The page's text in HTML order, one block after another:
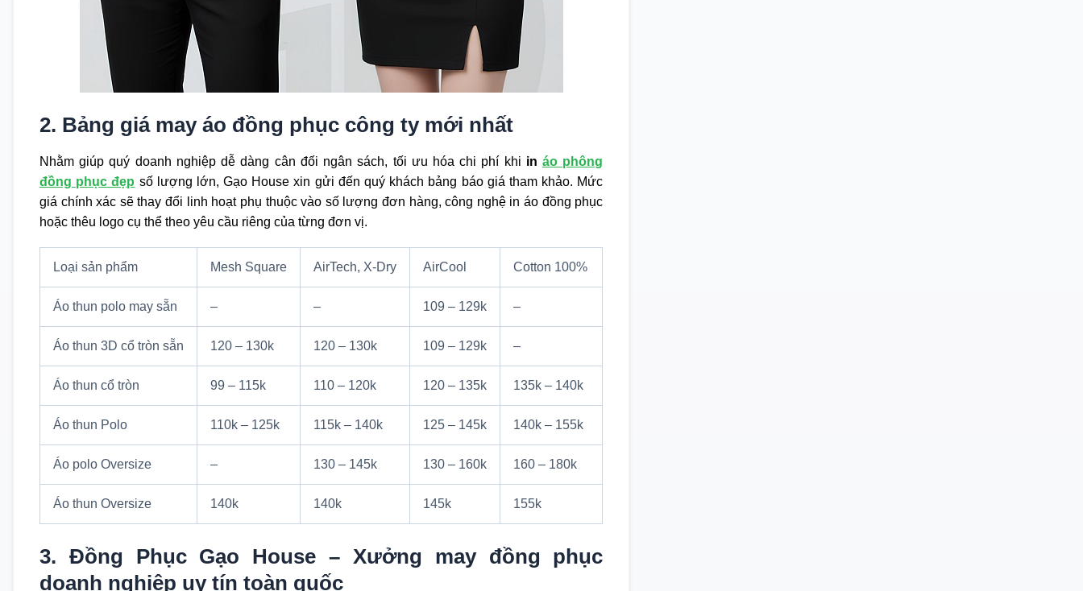
2. Bảng giá may áo đồng phục công ty mới nhất
Nhằm giúp quý doanh nghiệp dễ dàng cân đối ngân sách, tối ưu hóa chi phí khi ináo phông
đồng phục đẹp số lượng lớn, Gạo House xin gửi đến quý khách bảng báo giá tham khảo. Mức
giá chính xác sẽ thay đổi linh hoạt phụ thuộc vào số lượng đơn hàng, công nghệ in áo đồng phục
hoặc thêu logo cụ thể theo yêu cầu riêng của từng đơn vị.
Loại sản phẩm Mesh Square AirTech, X-Dry AirCool Cotton 100%
Áo thun polo may sẵn – – 109 – 129k –
Áo thun 3D cổ tròn sẵn 120 – 130k 120 – 130k 109 – 129k –
Áo thun cổ tròn 99 – 115k 110 – 120k 120 – 135k 135k – 140k
Áo thun Polo 110k – 125k 115k – 140k 125 – 145k 140k – 155k
Áo polo Oversize – 130 – 145k 130 – 160k 160 – 180k
Áo thun Oversize 140k 140k 145k 155k
3. Đồng Phục Gạo House – Xưởng may đồng phục
doanh nghiệp uy tín toàn quốc